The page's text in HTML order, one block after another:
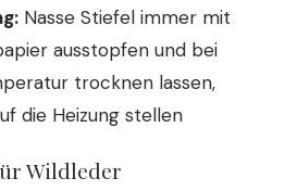
Nasse Stiefel immer mit
ausstopfen und bei
trocknen lassen,
die Heizung stellen
Wildleder